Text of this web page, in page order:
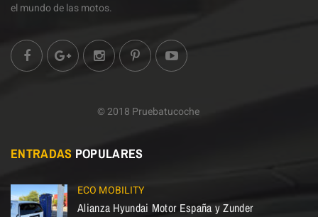
el mundo de las motos.
© 2018 Pruebatucoche
ENTRADAS POPULARES
ECO MOBILITY
Alianza Hyundai Motor España y Zunder